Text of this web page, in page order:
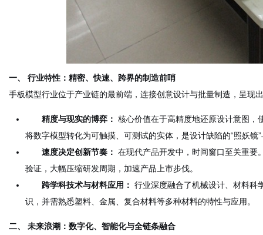
一、 行业特性：精密、快速、跨界的制造前哨
手板模型行业位于产业链的最前端，连接创意设计与批量制造，呈现
精度与现实的博弈： 核心价值在于高精度地还原设计意图，
将数字模型转化为可触摸、可测试的实体，是设计缺陷的“照妖镜
速度决定创新节奏： 在现代产品开发中，时间窗口至关重要
验证，大幅压缩研发周期，加速产品上市步伐。
跨学科技术与材料应用： 行业深度融合了机械设计、材料科
识，并需熟悉塑料、金属、复合材料等多种材料的特性与应用。
二、 未来浪潮：数字化、智能化与全链条融合